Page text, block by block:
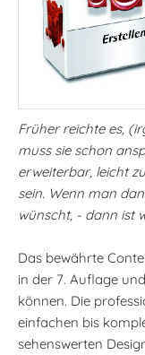
Früher reichte es,
muss sie schon
erweiterbar, leicht
sein. Wenn man
wünscht, - dann ist
Das bewährte
in der 7. Auflage
können. Die
einfachen bis
sehenswerten